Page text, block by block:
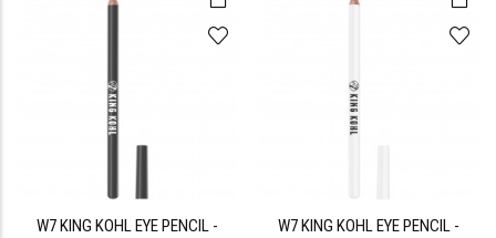
W7 KING KOHL EYE PENCIL -
W7 KING KOHL EYE PENCIL -